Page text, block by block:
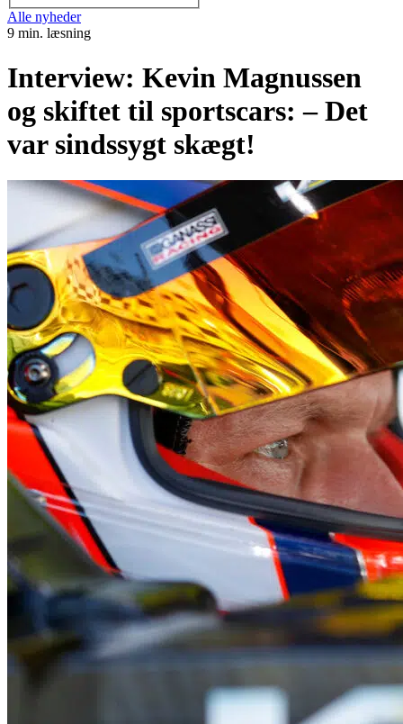
Alle nyheder
9 min. læsning
Interview: Kevin Magnussen
og skiftet til sportscars: – Det
var sindssygt skægt!